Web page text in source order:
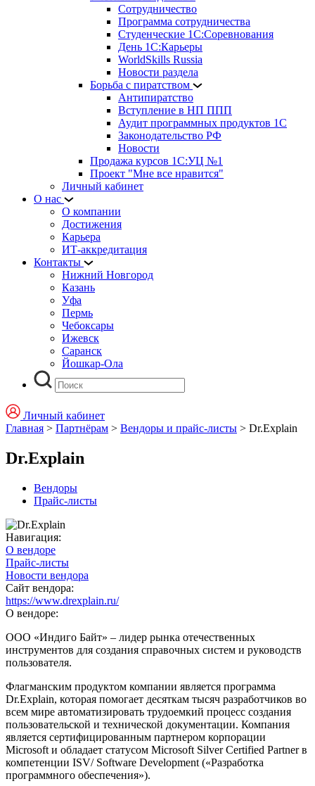
Сотрудничество
Программа сотрудничества
Студенческие 1С:Соревнования
День 1С:Карьеры
WorldSkills Russia
Новости раздела
Борьба с пиратством
Антипиратство
Вступление в НП ППП
Аудит программных продуктов 1С
Законодательство РФ
Новости
Продажа курсов 1С:УЦ №1
Проект "Мне все нравится"
Личный кабинет
О нас
О компании
Достижения
Карьера
ИТ-аккредитация
Контакты
Нижний Новгород
Казань
Уфа
Пермь
Чебоксары
Ижевск
Саранск
Йошкар-Ола
Личный кабинет
Главная > Партнёрам > Вендоры и прайс-листы > Dr.Explain
Dr.Explain
Вендоры
Прайс-листы
Навигация:
О вендоре
Прайс-листы
Новости вендора
Сайт вендора:
https://www.drexplain.ru/
О вендоре:
ООО «Индиго Байт» – лидер рынка отечественных
инструментов для создания справочных систем и руководств
пользователя.
Флагманским продуктом компании является программа
Dr.Explain, которая помогает десяткам тысяч разработчиков во
всем мире автоматизировать трудоемкий процесс создания
пользовательской и технической документации. Компания
является сертифицированным партнером корпорации
Microsoft и обладает статусом Microsoft Silver Certified Partner в
компетенции ISV/ Software Development («Разработка
программного обеспечения»).